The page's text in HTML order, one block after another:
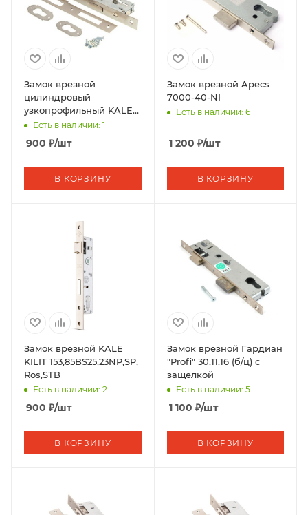
Замок врезной
цилиндровый
узкопрофильный KALE
KILIT
155,BS30,R,23NP,SP,Ros,STB
Есть в наличии: 1
900 ₽/шт
В КОРЗИНУ
Замок врезной Apecs
7000-40-NI
Есть в наличии: 6
1 200 ₽/шт
В КОРЗИНУ
Замок врезной KALE
KILIT 153,85BS25,23NP,SP,
Ros,STB
Есть в наличии: 2
900 ₽/шт
В КОРЗИНУ
Замок врезной Гардиан
"Profi" 30.11.16 (б/ц) с
защелкой
Есть в наличии: 5
1 100 ₽/шт
В КОРЗИНУ